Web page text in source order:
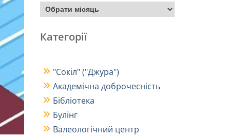
Категорії
"Сокіл" ("Джура")
Академічна доброчесність
Бібліотека
Булінг
Валеологічний центр